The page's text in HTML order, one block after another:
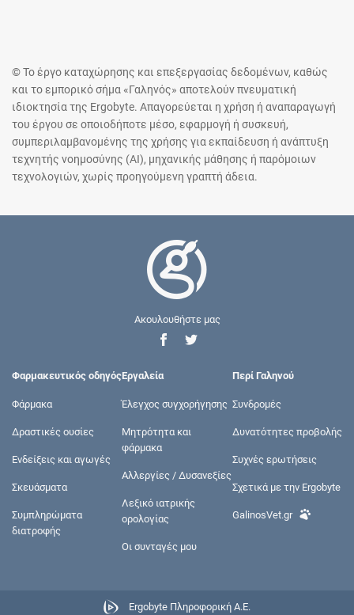
© Το έργο καταχώρησης και επεξεργασίας δεδομένων, καθώς
και το εμπορικό σήμα «Γαληνός» αποτελούν πνευματική
ιδιοκτησία της Ergobyte. Απαγορεύεται η χρήση ή αναπαραγωγή
του έργου σε οποιοδήποτε μέσο, εφαρμογή ή συσκευή,
συμπεριλαμβανομένης της χρήσης για εκπαίδευση ή ανάπτυξη
τεχνητής νοημοσύνης (AI), μηχανικής μάθησης ή παρόμοιων
τεχνολογιών, χωρίς προηγούμενη γραπτή άδεια.
Ακουλουθήστε μας
Φαρμακευτικός οδηγός
Φάρμακα
Δραστικές ουσίες
Ενδείξεις και αγωγές
Σκευάσματα
Συμπληρώματα
διατροφής
Εργαλεία
Έλεγχος συγχορήγησης
Μητρότητα και
φάρμακα
Αλλεργίες / Δυσανεξίες
Λεξικό ιατρικής
ορολογίας
Οι συνταγές μου
Περί Γαληνού
Συνδρομές
Δυνατότητες προβολής
Συχνές ερωτήσεις
Σχετικά με την Ergobyte
GalinosVet.gr
Ergobyte Πληροφορική Α.Ε.